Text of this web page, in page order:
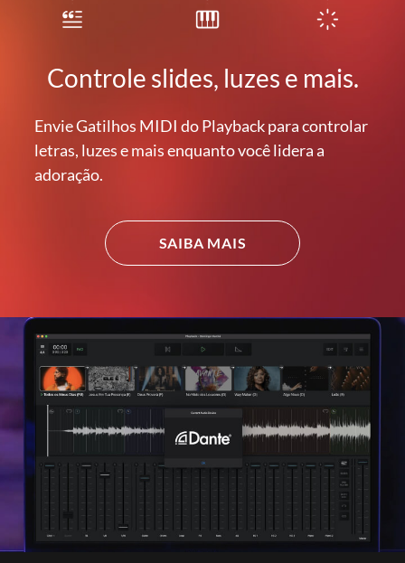
Controle slides, luzes e mais.
Envie Gatilhos MIDI do Playback para controlar
letras, luzes e mais enquanto você lidera a
adoração.
SAIBA MAIS